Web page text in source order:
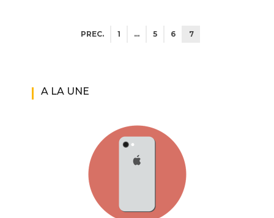
PREC. 1 … 5 6 7
A LA UNE